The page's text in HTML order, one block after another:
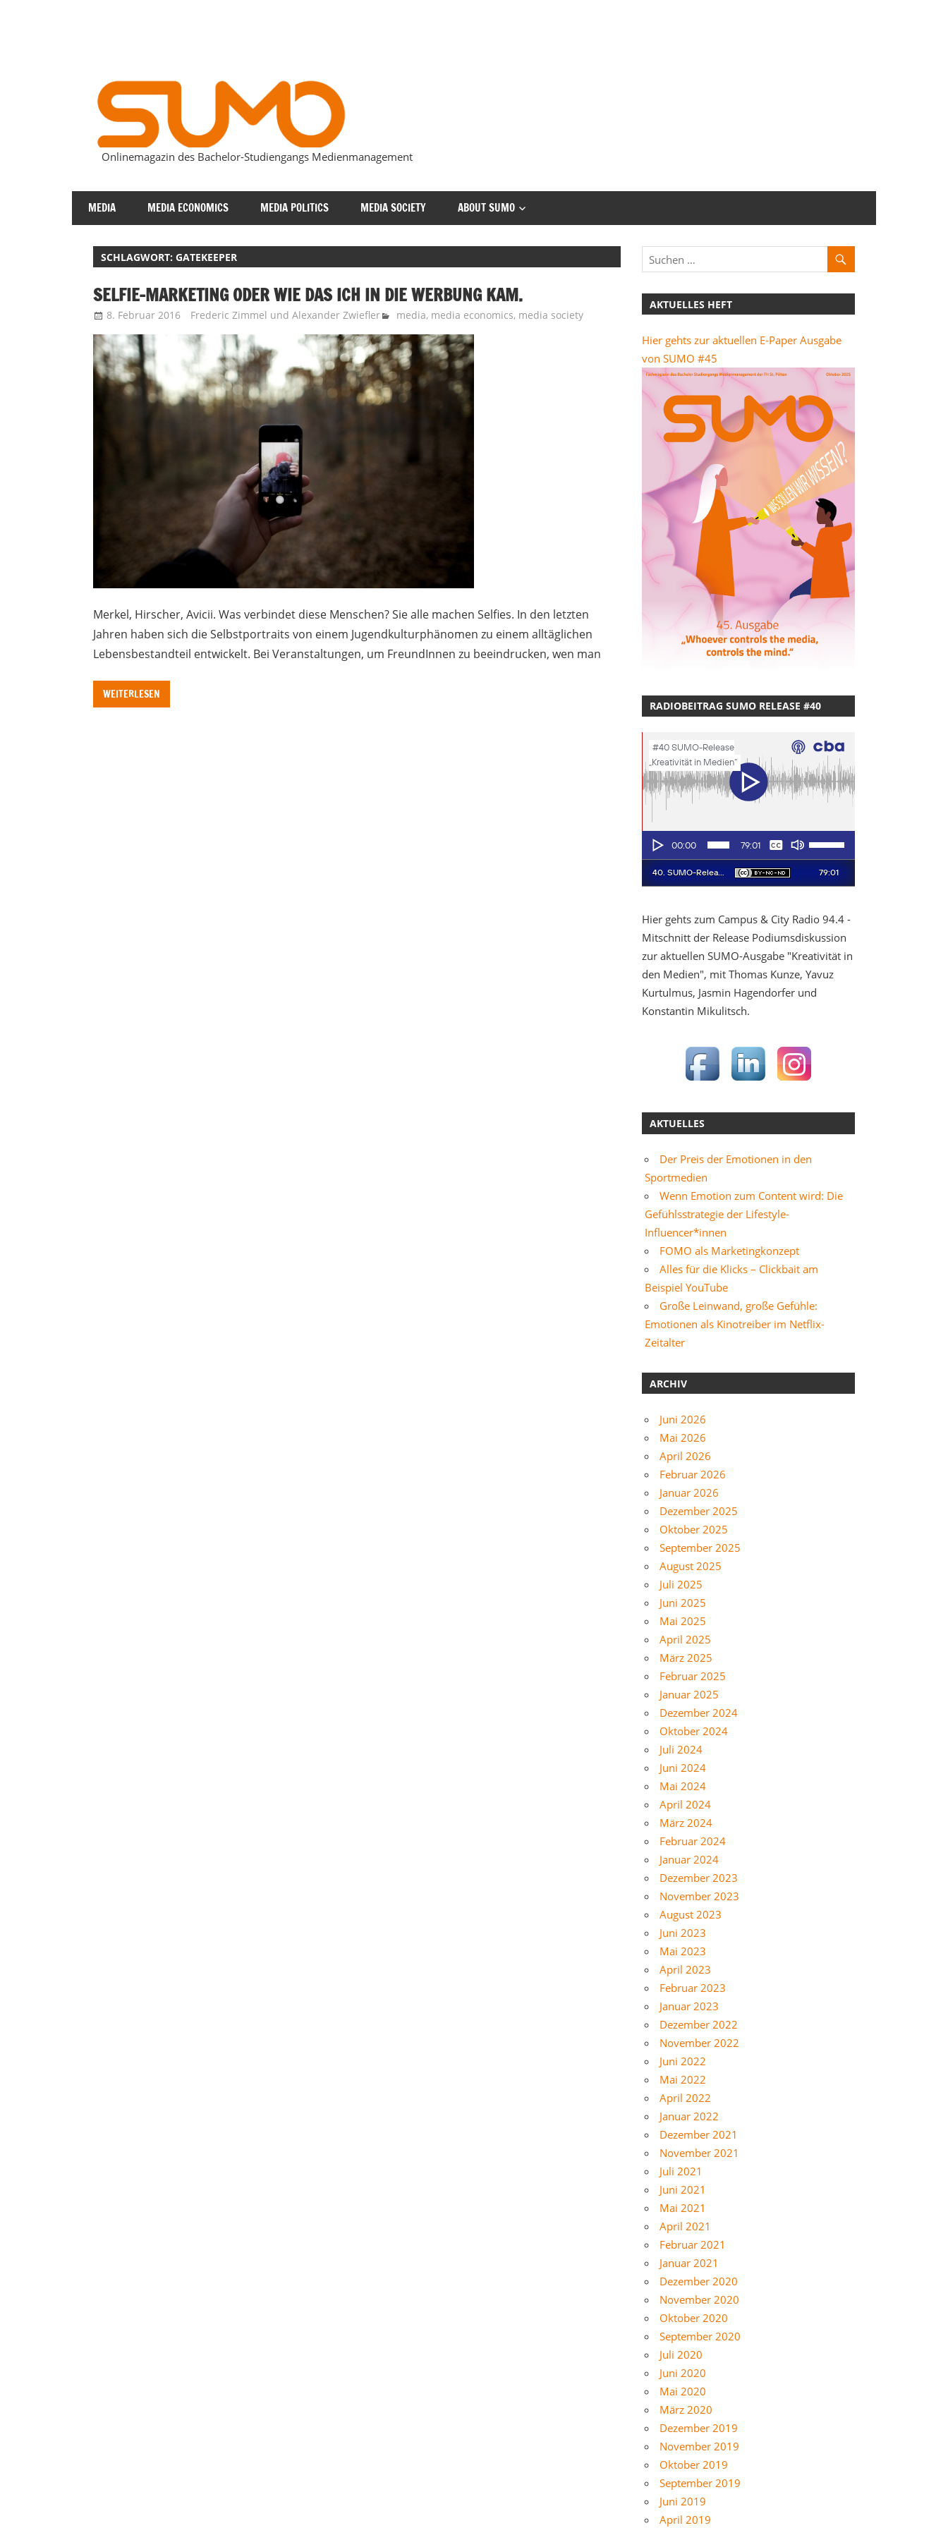
SUMOmag
Onlinemagazin des Bachelor-Studiengangs Medienmanagement
MEDIA MEDIA ECONOMICS MEDIA POLITICS MEDIA SOCIETY ABOUT SUMO
SCHLAGWORT:GATEKEEPER
SELFIE-MARKETING ODER WIE DAS ICH IN DIE WERBUNG KAM.
8. Februar 2016 Frederic Zimmel undAlexander Zwiefler media, media economics, media society
Merkel, Hirscher, Avicii. Was verbindet diese Menschen? Sie alle machen Selfies. In den letzten
Jahren haben sich die Selbstportraits von einem Jugendkulturphänomen zu einem alltäglichen
Lebensbestandteil entwickelt. Bei Veranstaltungen, um FreundInnen zu beeindrucken, wen man
WEITERLESEN
AKTUELLES HEFT
Hier gehts zur aktuellen E-Paper Ausgabe
von SUMO #45
RADIOBEITRAG SUMO RELEASE #40
Hier gehts zum Campus & City Radio 94.4 -
Mitschnitt der Release Podiumsdiskussion
zur aktuellen SUMO-Ausgabe "Kreativität in
den Medien", mit Thomas Kunze, Yavuz
Kurtulmus, Jasmin Hagendorfer und
Konstantin Mikulitsch.
AKTUELLES
Der Preis der Emotionen in den
Sportmedien
Wenn Emotion zum Content wird: Die
Gefühlsstrategie der Lifestyle-
Influencer*innen
FOMO als Marketingkonzept
Alles für die Klicks – Clickbait am
Beispiel YouTube
Große Leinwand, große Gefühle:
Emotionen als Kinotreiber im Netflix-
Zeitalter
ARCHIV
Juni 2026
Mai 2026
April 2026
Februar 2026
Januar 2026
Dezember 2025
Oktober 2025
September 2025
August 2025
Juli 2025
Juni 2025
Mai 2025
April 2025
März 2025
Februar 2025
Januar 2025
Dezember 2024
Oktober 2024
Juli 2024
Juni 2024
Mai 2024
April 2024
März 2024
Februar 2024
Januar 2024
Dezember 2023
November 2023
August 2023
Juni 2023
Mai 2023
April 2023
Februar 2023
Januar 2023
Dezember 2022
November 2022
Juni 2022
Mai 2022
April 2022
Januar 2022
Dezember 2021
November 2021
Juli 2021
Juni 2021
Mai 2021
April 2021
Februar 2021
Januar 2021
Dezember 2020
November 2020
Oktober 2020
September 2020
Juli 2020
Juni 2020
Mai 2020
März 2020
Dezember 2019
November 2019
Oktober 2019
September 2019
Juni 2019
April 2019